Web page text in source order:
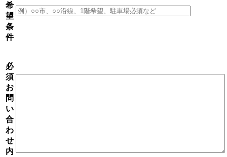
希
望
条
件
必
須
お
問
い
合
わ
せ
内